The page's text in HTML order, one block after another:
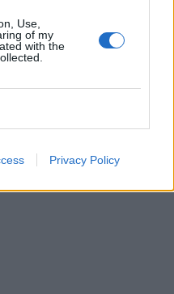
Use,
of my
with the
Privacy Policy